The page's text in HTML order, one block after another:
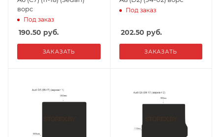
ворс
Под заказ
190.50 руб.
ЗАКАЗАТЬ
Под заказ
202.50 руб.
ЗАКАЗАТЬ